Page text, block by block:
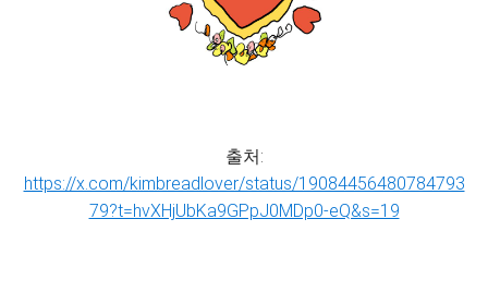
출처:
https://x.com/kimbreadlover/status/19084456480784793
79?t=hvXHjUbKa9GPpJ0MDp0-eQ&s=19